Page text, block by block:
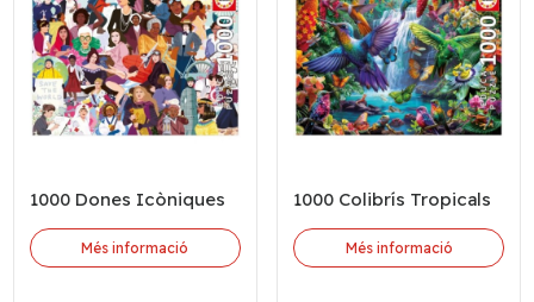
1000 Dones Icòniques
Més informació
1000 Colibrís Tropicals
Més informació